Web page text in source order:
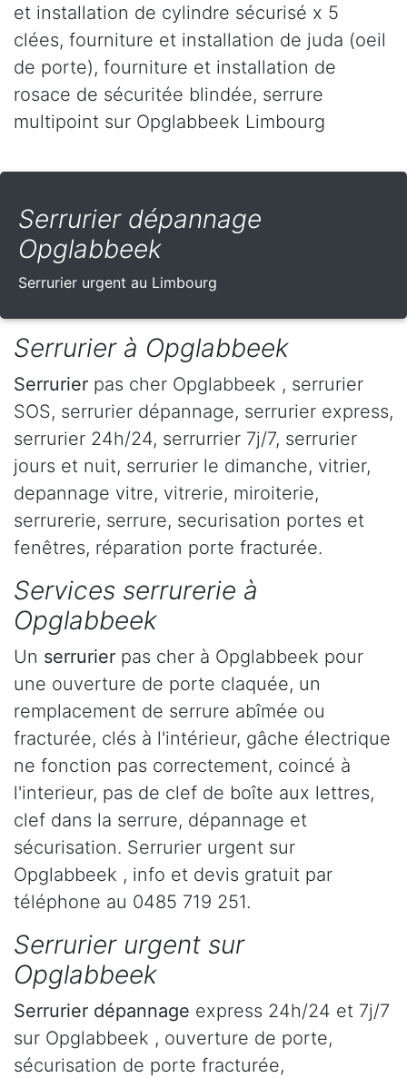
et installation de cylindre sécurisé x 5
clées, fourniture et installation de juda (oeil
de porte), fourniture et installation de
rosace de sécuritée blindée, serrure
multipoint sur Opglabbeek Limbourg
Serrurier dépannage
Opglabbeek
Serrurier urgent au Limbourg
Serrurier à Opglabbeek
Serrurier pas cher Opglabbeek , serrurier
SOS, serrurier dépannage, serrurier express,
serrurier 24h/24, serrurrier 7j/7, serrurier
jours et nuit, serrurier le dimanche, vitrier,
depannage vitre, vitrerie, miroiterie,
serrurerie, serrure, securisation portes et
fenêtres, réparation porte fracturée.
Services serrurerie à
Opglabbeek
Un serrurier pas cher à Opglabbeek pour
une ouverture de porte claquée, un
remplacement de serrure abîmée ou
fracturée, clés à l'intérieur, gâche électrique
ne fonction pas correctement, coincé à
l'interieur, pas de clef de boîte aux lettres,
clef dans la serrure, dépannage et
sécurisation. Serrurier urgent sur
Opglabbeek , info et devis gratuit par
téléphone au 0485 719 251.
Serrurier urgent sur
Opglabbeek
Serrurier dépannage express 24h/24 et 7j/7
sur Opglabbeek , ouverture de porte,
sécurisation de porte fracturée,